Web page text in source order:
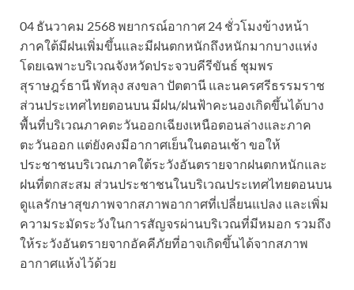
04 ธันวาคม 2568 พยากรณ์อากาศ 24 ชั่วโมงข้างหน้า
ภาคใต้มีฝนเพิ่มขึ้นและมีฝนตกหนักถึงหนักมากบางแห่ง
โดยเฉพาะบริเวณจังหวัดประจวบคีรีขันธ์ ชุมพร
สุราษฎร์ธานี พัทลุง สงขลา ปัตตานี และนครศรีธรรมราช
ส่วนประเทศไทยตอนบน มีฝน/ฝนฟ้าคะนองเกิดขึ้นได้บาง
พื้นที่บริเวณภาคตะวันออกเฉียงเหนือตอนล่างและภาค
ตะวันออก แต่ยังคงมีอากาศเย็นในตอนเช้า ขอให้
ประชาชนบริเวณภาคใต้ระวังอันตรายจากฝนตกหนักและ
ฝนที่ตกสะสม ส่วนประชาชนในบริเวณประเทศไทยตอนบน
ดูแลรักษาสุขภาพจากสภาพอากาศที่เปลี่ยนแปลง และเพิ่ม
ความระมัดระวังในการสัญจรผ่านบริเวณที่มีหมอก รวมถึง
ให้ระวังอันตรายจากอัคคีภัยที่อาจเกิดขึ้นได้จากสภาพ
อากาศแห้งไว้ด้วย